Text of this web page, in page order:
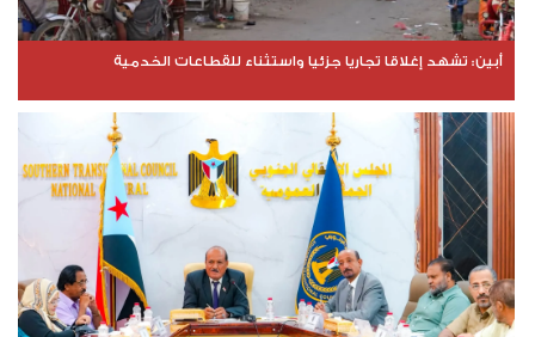
​أبين: تشهد إغلاقا تجاريا جزئيا واستثناء للقطاعات الخدمية